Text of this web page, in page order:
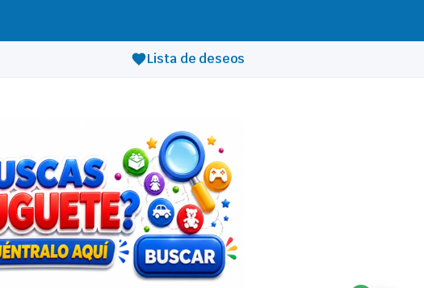
Lista de deseos